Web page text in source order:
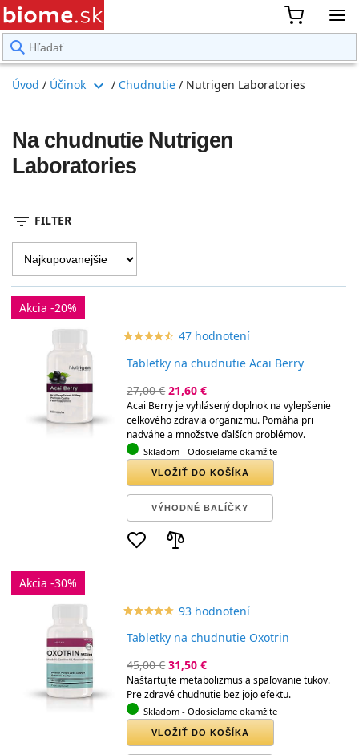
Úvod / Účinok expand_more / Chudnutie / Nutrigen Laboratories
Na chudnutie Nutrigen
Laboratories
filter_list FILTER
Akcia -20%
star_borderstar_borderstar_borderstar_borderstar_border
starstarstarstarstar 47 hodnotení
Tabletky na chudnutie Acai Berry
27,00 € 21,60 €
Acai Berry je vyhlásený doplnok na vylepšenie
celkového zdravia organizmu. Pomáha pri
nadváhe a množstve ďalších problémov.
Skladom - Odosielame okamžite
VLOŽIŤ DO KOŠÍKA
VÝHODNÉ BALÍČKY
Akcia -30%
star_borderstar_borderstar_borderstar_borderstar_border
starstarstarstarstar 93 hodnotení
Tabletky na chudnutie Oxotrin
45,00 € 31,50 €
Naštartujte metabolizmus a spaľovanie tukov.
Pre zdravé chudnutie bez jojo efektu.
Skladom - Odosielame okamžite
VLOŽIŤ DO KOŠÍKA